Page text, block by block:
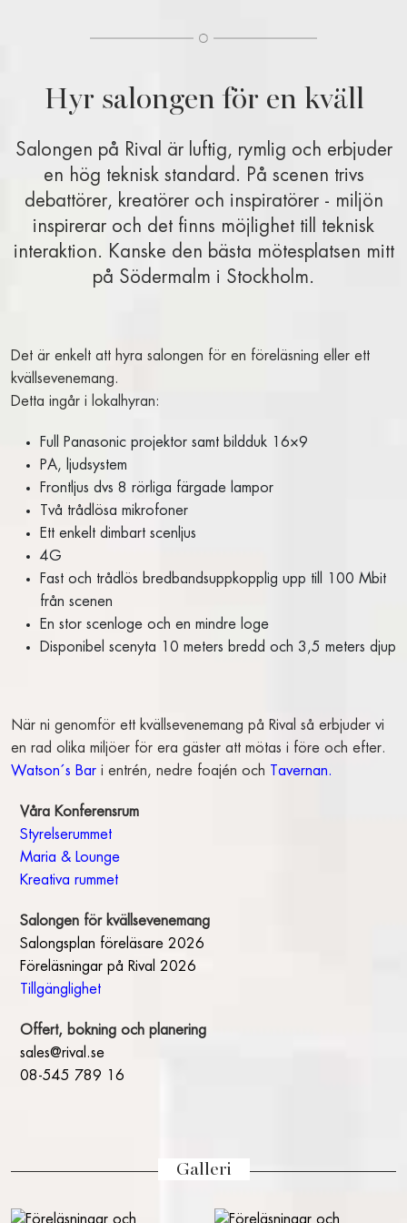
BOKA BORD
FAKTA A-Ö
RIVALBLOGGEN
BO PÅ RIVAL
VÅRA RUM OCH SVITER
BOKA RUM
FRUKOSTBUFFÉ
ROOM SERVICE
FRUKOST EXTERNA GÄSTER
WATSON’S BAR
COCKTAILBAREN
SHOW
INGET VÄSKFÖRBUD I SALONGEN PÅ RIVAL
KALENDARIUM – BILJETTER
SALONGSPLAN SHOW
GÅ PÅ SHOW
FÖR PRODUKTIONSBOLAG
KONFERENS & KVÄLLSEVENT
FÖRELÄSNINGAR OCH KVÄLLSEVENT
OM RIVAL
OM HOTEL RIVAL
PRESS
Hyr salongen för en kväll
Salongen på Rival är luftig, rymlig och erbjuder
en hög teknisk standard. På scenen trivs
debattörer, kreatörer och inspiratörer - miljön
inspirerar och det finns möjlighet till teknisk
interaktion. Kanske den bästa mötesplatsen mitt
på Södermalm i Stockholm.
Det är enkelt att hyra salongen för en föreläsning eller ett
kvällsevenemang.
Detta ingår i lokalhyran:
Full Panasonic projektor samt bildduk 16×9
PA, ljudsystem
Frontljus dvs 8 rörliga färgade lampor
Två trådlösa mikrofoner
Ett enkelt dimbart scenljus
4G
Fast och trådlös bredbandsuppkopplig upp till 100 Mbit
från scenen
En stor scenloge och en mindre loge
Disponibel scenyta 10 meters bredd och 3,5 meters djup
När ni genomför ett kvällsevenemang på Rival så erbjuder vi
en rad olika miljöer för era gäster att mötas i före och efter.
Watson´s Bar i entrén, nedre foajén och Tavernan.
Våra Konferensrum
Styrelserummet
Maria & Lounge
Kreativa rummet
Salongen för kvällsevenemang
Salongsplan föreläsare 2026
Föreläsningar på Rival 2026
Tillgänglighet
Offert, bokning och planering
sales@rival.se
08-545 789 16
Galleri